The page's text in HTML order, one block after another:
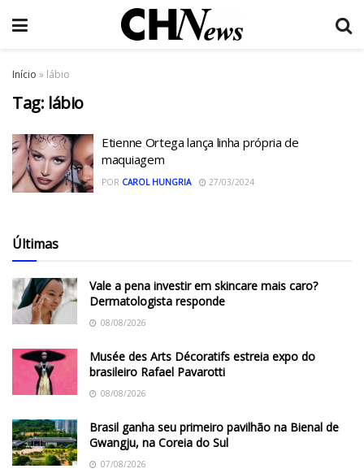
Início » lábio
Tag: lábio
Etienne Ortega lança linha própria de
maquiagem
POR CAROL HUNGRIA 27/03/2024
Últimas
Vale a pena investir em skincare mais caro?
Dermatologista responde
08/08/2026
Musée des Arts Décoratifs estreia expo do
brasileiro Rafael Pavarotti
08/08/2026
Brasil ganha seu primeiro pavilhão na Bienal de
Gwangju, na Coreia do Sul
07/08/2026